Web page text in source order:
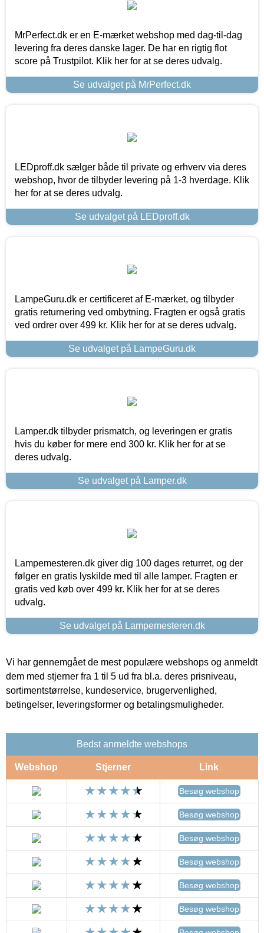
MrPerfect.dk er en E-mærket webshop med dag-til-dag
levering fra deres danske lager. De har en rigtig flot
score på Trustpilot. Klik her for at se deres udvalg.
Se udvalget på MrPerfect.dk
LEDproff.dk sælger både til private og erhverv via deres
webshop, hvor de tilbyder levering på 1-3 hverdage. Klik
her for at se deres udvalg.
Se udvalget på LEDproff.dk
LampeGuru.dk er certificeret af E-mærket, og tilbyder
gratis returnering ved ombytning. Fragten er også gratis
ved ordrer over 499 kr. Klik her for at se deres udvalg.
Se udvalget på LampeGuru.dk
Lamper.dk tilbyder prismatch, og leveringen er gratis
hvis du køber for mere end 300 kr. Klik her for at se
deres udvalg.
Se udvalget på Lamper.dk
Lampemesteren.dk giver dig 100 dages returret, og der
følger en gratis lyskilde med til alle lamper. Fragten er
gratis ved køb over 499 kr. Klik her for at se deres
udvalg.
Se udvalget på Lampemesteren.dk
Vi har gennemgået de mest populære webshops og anmeldt
dem med stjerner fra 1 til 5 ud fra bl.a. deres prisniveau,
sortimentstørrelse, kundeservice, brugervenlighed,
betingelser, leveringsformer og betalingsmuligheder.
Bedst anmeldte webshops
Webshop Stjerner Link
Besøg webshop
Besøg webshop
Besøg webshop
Besøg webshop
Besøg webshop
Besøg webshop